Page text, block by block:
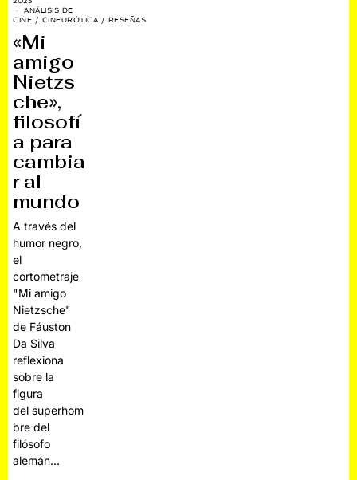
ANÁLISIS DE
CINE / CINEURÓTICA / RESEÑAS
«Mi
amigo
Nietzs
che»,
filosofí
a para
cambia
r al
mundo
A través del
humor negro,
el
cortometraje
"Mi amigo
Nietzsche"
de Fáuston
Da Silva
reflexiona
sobre la
figura
del superhom
bre del
filósofo
alemán…